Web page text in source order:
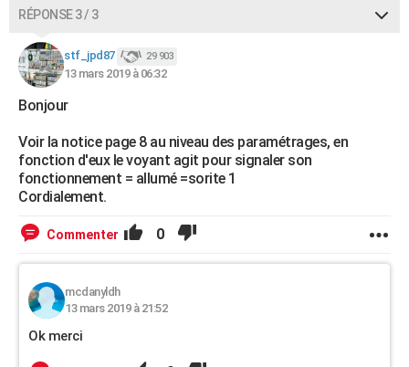
RÉPONSE 3 / 3
stf_jpd87 29 903
13 mars 2019 à 06:32
Bonjour
Voir la notice page 8 au niveau des paramétrages, en
fonction d'eux le voyant agit pour signaler son
fonctionnement = allumé =sorite 1
Cordialement.
Commenter 0
mcdanyldh
13 mars 2019 à 21:52
Ok merci